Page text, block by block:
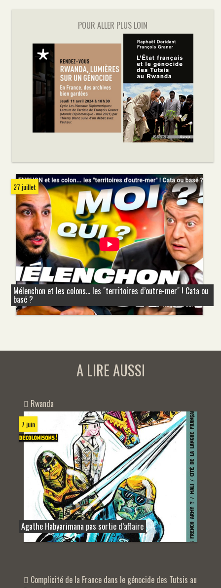
POUR ALLER PLUS LOIN
27 juillet
Mélenchon et les colons... les "territoires d’outre-mer" ! Cata ou
basé ?
A LIRE AUSSI
Rwanda
7 juin
Agathe Habyarimana pas sortie d’affaire
Complicité de la France dans le génocide des Tutsis au